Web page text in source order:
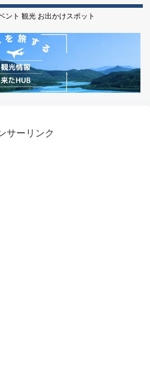
ント 観光 お出かけスポット
サーリンク